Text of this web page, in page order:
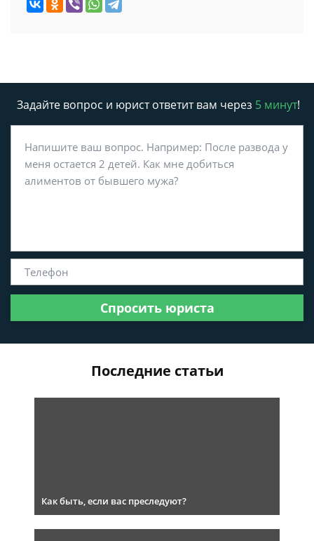
Задайте вопрос и юрист ответит вам через 5 минут!
Спросить юриста
Последние статьи
Как быть, если вас преследуют?